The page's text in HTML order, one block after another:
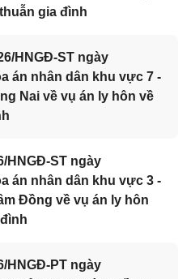
gia đình
HNGĐ-ST ngày
án nhân dân khu vực 7 -
Nai về vụ án ly hôn về
HNGĐ-ST ngày
án nhân dân khu vực 3 -
Đồng về vụ án ly hôn
HNGĐ-PT ngày